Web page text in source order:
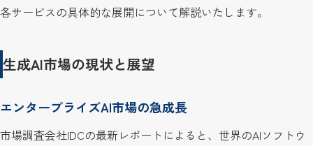
各サービスの具体的な展開について解説いたします。
生成AI市場の現状と展望
エンタープライズAI市場の急成長
市場調査会社IDCの最新レポートによると、世界のAIソフトウ